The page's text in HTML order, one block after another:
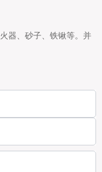
器、砂子、铁锹等。并